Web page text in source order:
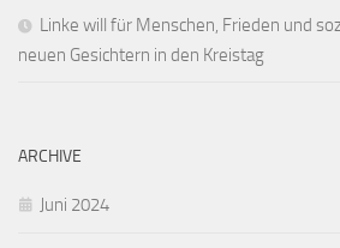
Linke will für Menschen, Frieden und
neuen Gesichtern in den Kreistag
ARCHIVE
Juni 2024